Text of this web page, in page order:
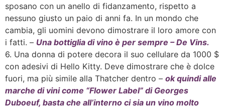
sposano con un anello di fidanzamento, rispetto a
nessuno giusto un paio di anni fa. In un mondo che
cambia, gli uomini devono dimostrare il loro amore con
i fatti. – Una bottiglia di vino è per sempre – De Vins.
6. Una donna di potere decora il suo cellulare da 1000 $
con adesivi di Hello Kitty. Deve dimostrare che è dolce
fuori, ma più simile alla Thatcher dentro – ok quindi alle
marche di vini come “Flower Label” di Georges
Duboeuf, basta che all’interno ci sia un vino molto